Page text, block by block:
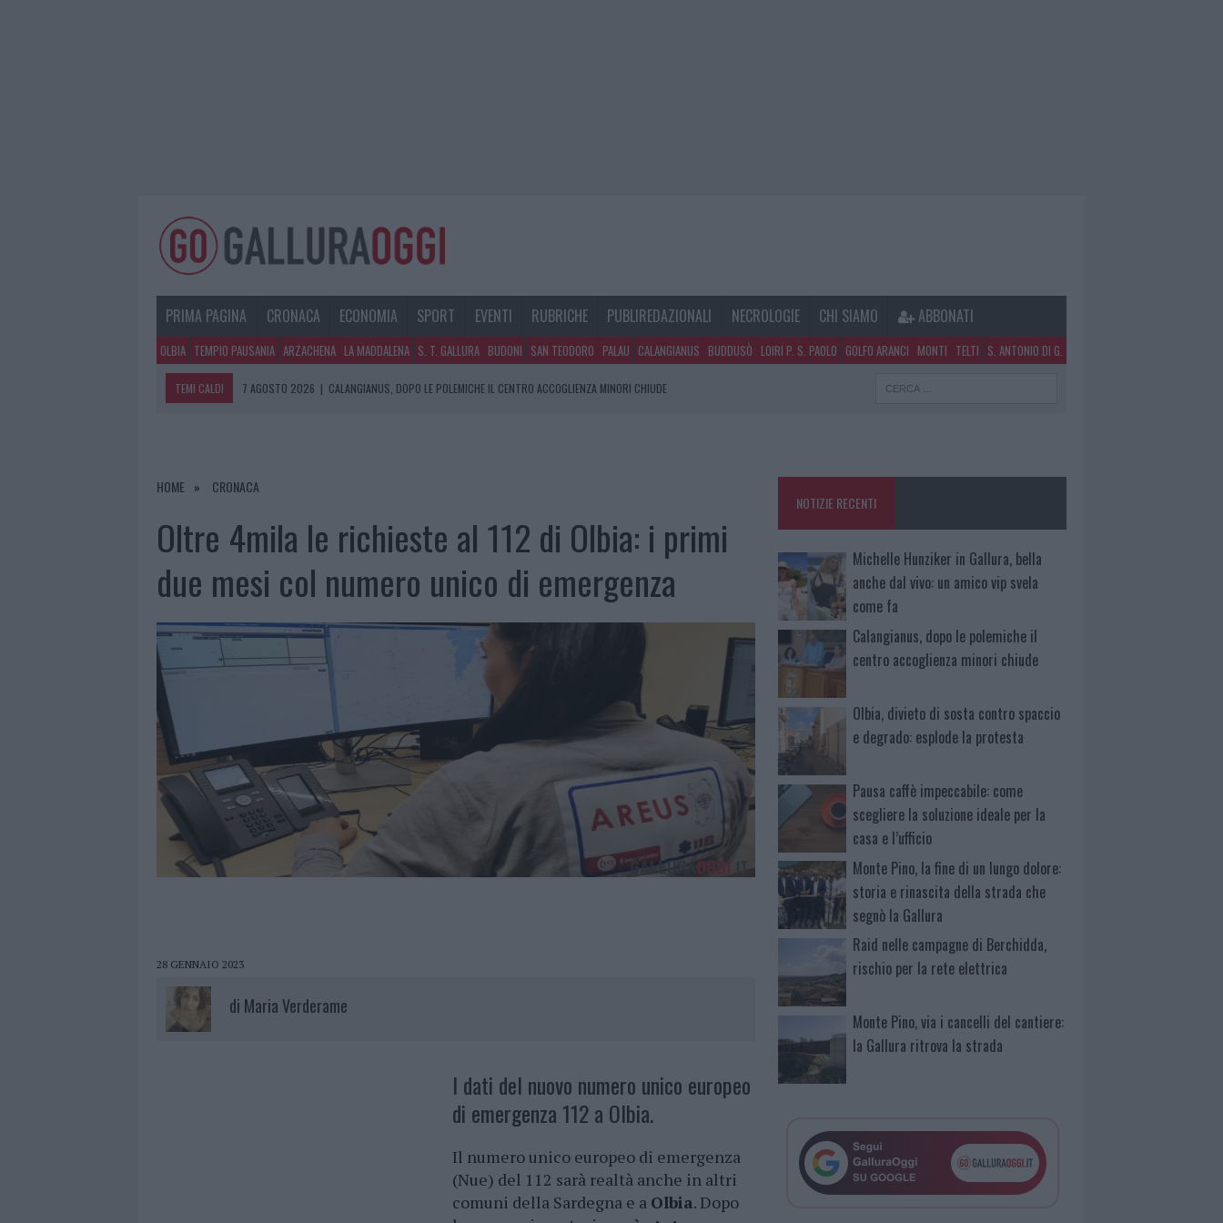
PRIMA PAGINA CRONACA ECONOMIA SPORT EVENTI RUBRICHE PUBLIREDAZIONALI NECROLOGIE CHI SIAMO ABBONATI
OLBIA TEMPIO PAUSANIA ARZACHENA LA MADDALENA S. T. GALLURA BUDONI SAN TEODORO PALAU CALANGIANUS BUDDUSÒ LOIRI P. S. PAOLO GOLFO ARANCI MONTI TELTI S. ANTONIO DI G.
TEMI CALDI 7 AGOSTO 2026 | CALANGIANUS, DOPO LE POLEMICHE IL CENTRO ACCOGLIENZA MINORI CHIUDE
7 AGOSTO 2026
|
HOME CRONACA
Oltre 4mila le richieste al 112 di Olbia: i primi
due mesi col numero unico di emergenza
28 GENNAIO 2023
di Maria Verderame
I dati del nuovo numero unico europeo
di emergenza 112 a Olbia.
Il numero unico europeo di emergenza
(Nue) del 112 sarà realtà anche in altri
comuni della Sardegna e a Olbia. Dopo
NOTIZIE RECENTI
Michelle Hunziker in Gallura, bella
anche dal vivo: un amico vip svela
come fa
Calangianus, dopo le polemiche il
centro accoglienza minori chiude
Olbia, divieto di sosta contro spaccio
e degrado: esplode la protesta
Pausa caffè impeccabile: come
scegliere la soluzione ideale per la
casa e l’ufficio
Monte Pino, la fine di un lungo dolore:
storia e rinascita della strada che
segnò la Gallura
Raid nelle campagne di Berchidda,
rischio per la rete elettrica
Monte Pino, via i cancelli del cantiere:
la Gallura ritrova la strada